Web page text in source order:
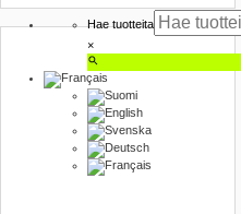
Hae tuotteita
×